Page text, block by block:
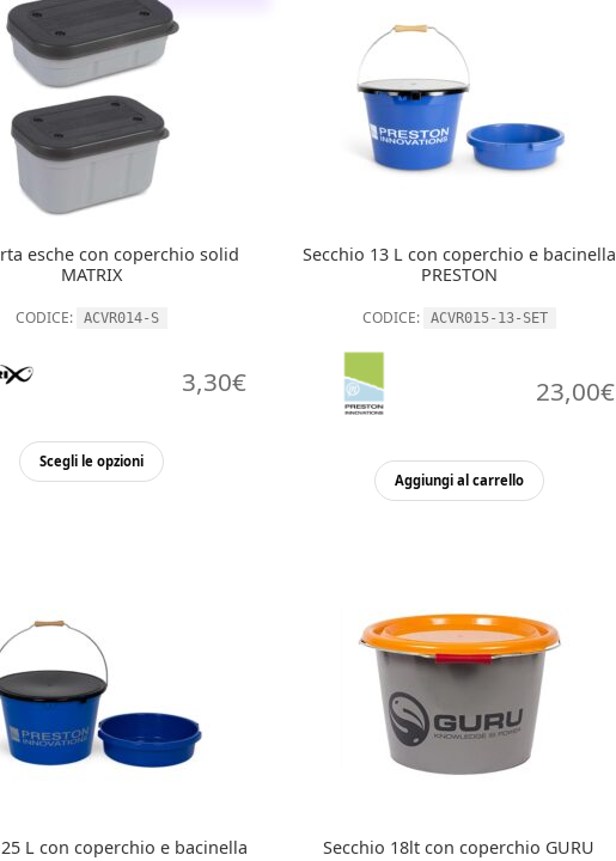
esche con coperchio solid
MATRIX
CODICE: ACVR014-S
3,30€
Scegli le opzioni
Questo
nella
pagina
del
Secchio 13 L con coperchio e bacinella
PRESTON
CODICE: ACVR015-13-SET
23,00€
Aggiungi al carrello
L con coperchio e bacinella
Secchio 18lt con coperchio GURU